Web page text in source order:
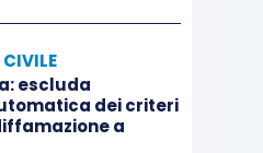
nominato: le condizioni al
è tenuta a nominare
infatti ad essere
l’impresa che era “sopra
il decreto Sblocca
escluda
dei criteri
a